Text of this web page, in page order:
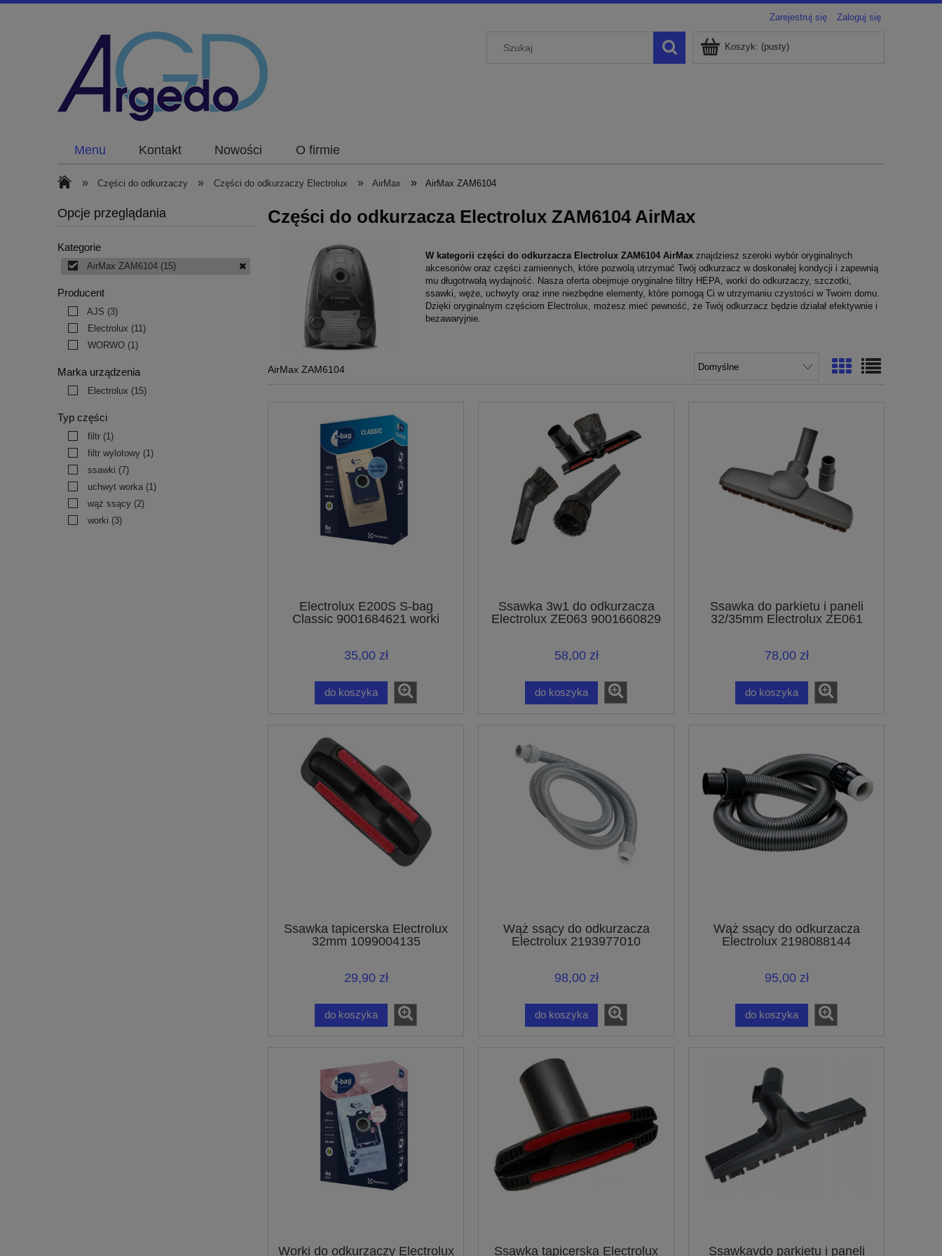
Zarejestruj się Zaloguj się
Koszyk: (pusty)
Menu Kontakt Nowości O firmie
» Części do odkurzaczy » Części do odkurzaczy Electrolux » AirMax » AirMax ZAM6104
Opcje przeglądania
Kategorie
AirMax ZAM6104 (15)
Producent
AJS (3)
Electrolux (11)
WORWO (1)
Marka urządzenia
Electrolux (15)
Typ części
filtr (1)
filtr wylotowy (1)
ssawki (7)
uchwyt worka (1)
wąż ssący (2)
worki (3)
Części do odkurzacza Electrolux ZAM6104 AirMax
W kategorii części do odkurzacza Electrolux ZAM6104 AirMaxznajdziesz szeroki wybór oryginalnych
akcesoriów oraz części zamiennych, które pozwolą utrzymać Twój odkurzacz w doskonałej kondycji i zapewnią
mu długotrwałą wydajność. Nasza oferta obejmuje oryginalne filtry HEPA, worki do odkurzaczy, szczotki,
ssawki, węże, uchwyty oraz inne niezbędne elementy, które pomogą Ci w utrzymaniu czystości w Twoim domu.
Dzięki oryginalnym częściom Electrolux, możesz mieć pewność, że Twój odkurzacz będzie działał efektywnie i
bezawaryjnie.
AirMax ZAM6104
Electrolux E200S S-bag
Classic 9001684621 worki
35,00 zł
do koszyka
Ssawka 3w1 do odkurzacza
Electrolux ZE063 9001660829
58,00 zł
do koszyka
Ssawka do parkietu i paneli
32/35mm Electrolux ZE061
78,00 zł
do koszyka
Ssawka tapicerska Electrolux
32mm 1099004135
29,90 zł
do koszyka
Wąż ssący do odkurzacza
Electrolux 2193977010
98,00 zł
do koszyka
Wąż ssący do odkurzacza
Electrolux 2198088144
95,00 zł
do koszyka
Worki do odkurzaczy Electrolux Ssawka tapicerska Electrolux Ssawkavdo parkietu i paneli